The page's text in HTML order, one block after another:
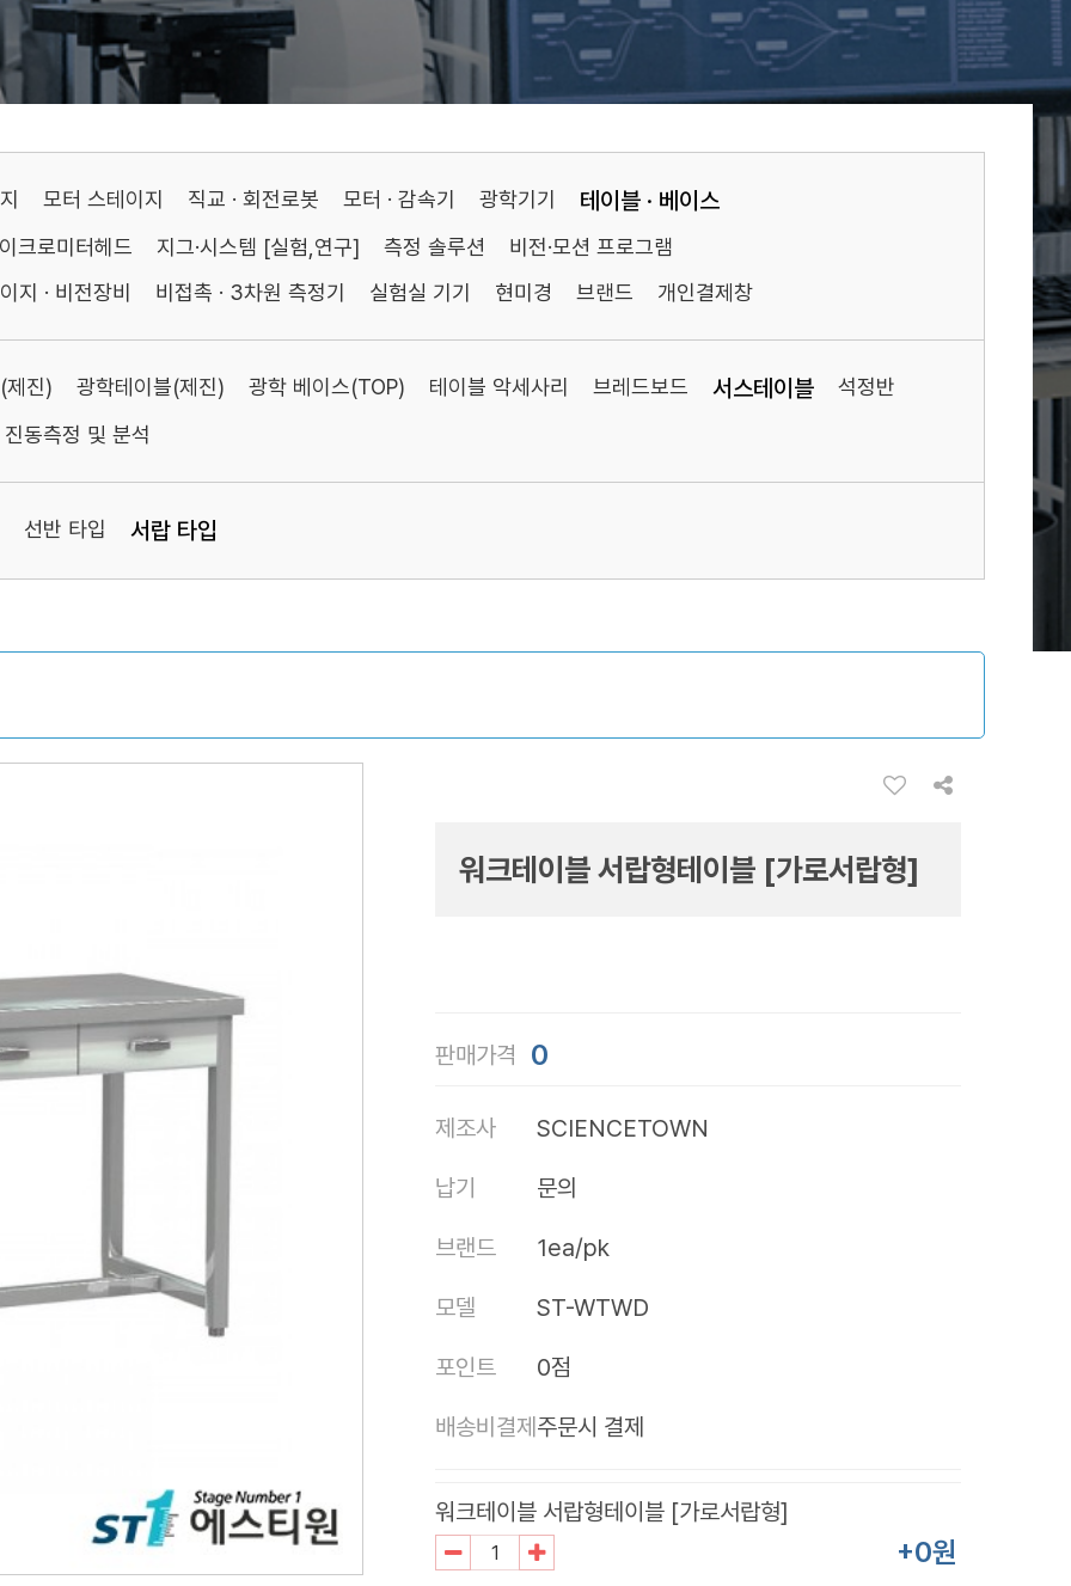
모터 스테이지 직교 · 회전로봇 모터 · 감속기 광학기기 테이블 · 베이스
크로미터헤드 지그·시스템 [실험,연구] 측정 솔루션
비전·모션 프로그램
지 · 비전장비
비접촉 · 3차원 측정기 실험실 기기 현미경 브랜드 개인결제창
제진) 광학테이블(제진) 광학 베이스(TOP) 테이블 악세사리 브레드보드 서스테이블
석정반
진동측정 및 분석
선반 타입 서랍 타입
워크테이블 서랍형테이블 [가로서랍형]
판매가격 0
제조사 SCIENCETOWN
납기 문의
브랜드 1ea/pk
모델 ST-WTWD
포인트 0점
배송비결제 주문시 결제
워크테이블 서랍형테이블 [가로서랍형]
+0원